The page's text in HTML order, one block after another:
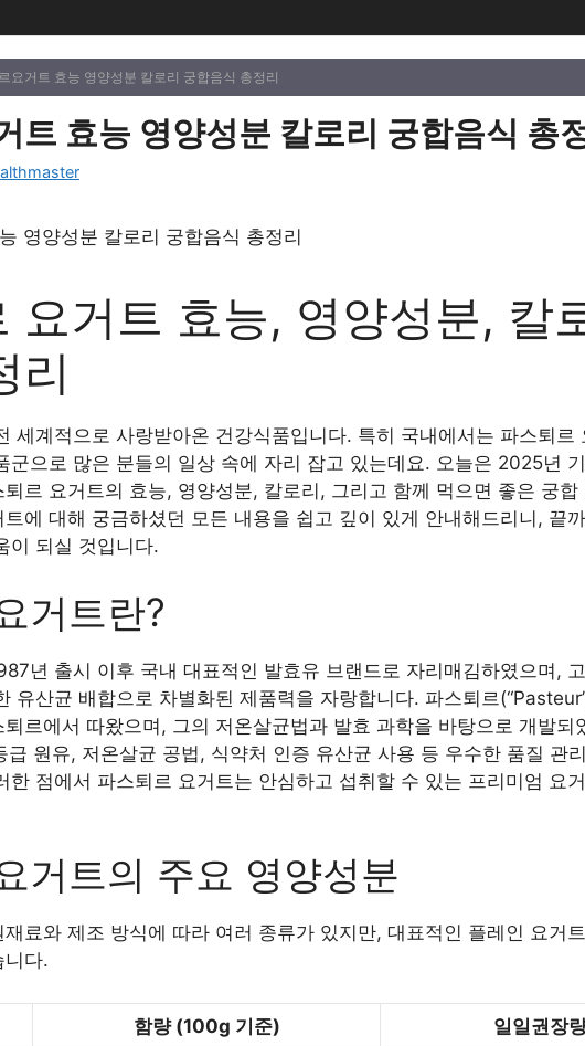
요거트 효능 영양성분 칼로리 궁합음식 총정리
트 효능 영양성분 칼로리 궁합음식 총
요거트 효능, 영양성분, 칼
리
세계적으로 사랑받아온 건강식품입니다. 특히 국내에서는 파스퇴르
군으로 많은 분들의 일상 속에 자리 잡고 있는데요. 오늘은 2025년
르 요거트의 효능, 영양성분, 칼로리, 그리고 함께 먹으면 좋은 궁합
에 대해 궁금하셨던 모든 내용을 쉽고 깊이 있게 안내해드리니, 끝
이 되실 것입니다.
거트란?
년 출시 이후 국내 대표적인 발효유 브랜드로 자리매김하였으며,
유산균 배합으로 차별화된 제품력을 자랑합니다. 파스퇴르
르에서 따왔으며, 그의 저온살균법과 발효 과학을 바탕으로 개발되
급 원유, 저온살균 공법, 식약처 인증 유산균 사용 등 우수한 품질 관
한 점에서 파스퇴르 요거트는 안심하고 섭취할 수 있는 프리미엄 요
거트의 주요 영양성분
료와 제조 방식에 따라 여러 종류가 있지만, 대표적인 플레인 요거
니다.
함량 (100g 기준) 일일권장